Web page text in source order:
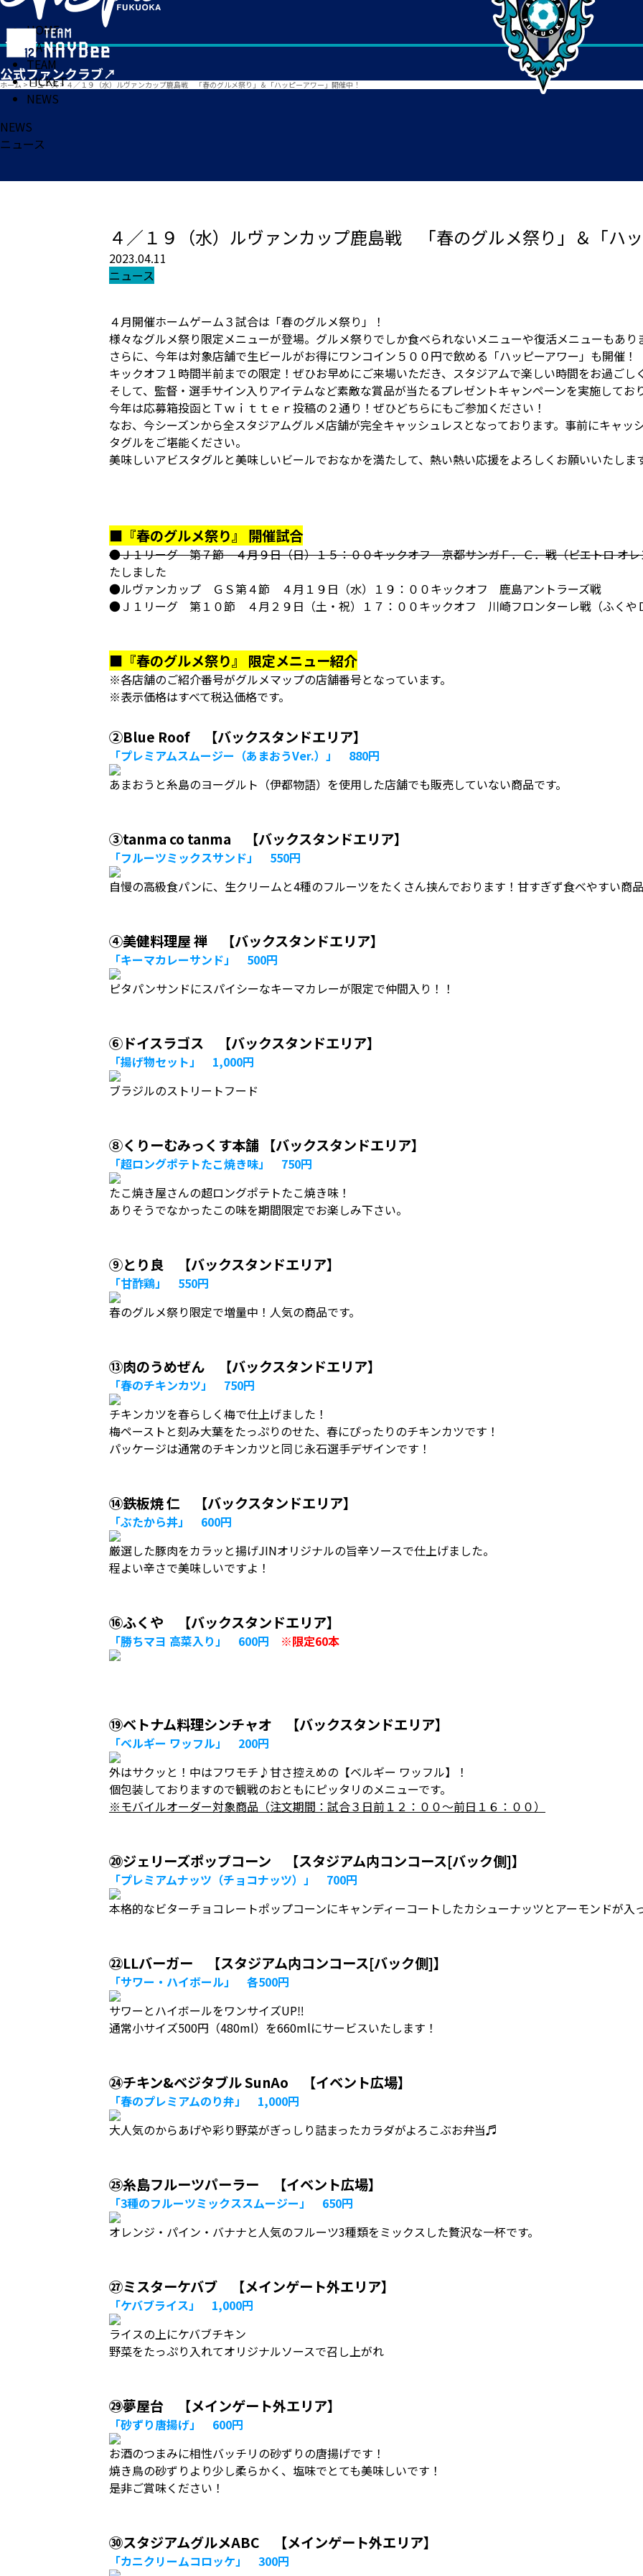
HOME
MATCH
TEAM
TICKET
NEWS
ホーム > ニュース> ４／１９（水）ルヴァンカップ鹿島戦 「春のグルメ祭り」＆「ハッピーアワー」開催中！
NEWS
ニュース
４／１９（水）ルヴァンカップ鹿島戦 「春のグルメ祭り」＆「ハ
2023.04.11
ニュース
４月開催ホームゲーム３試合は「春のグルメ祭り」！
様々なグルメ祭り限定メニューが登場。グルメ祭りでしか食べられないメニューや復活メニューもあり
さらに、今年は対象店舗で生ビールがお得にワンコイン５００円で飲める「ハッピーアワー」も開催！
キックオフ１時間半前までの限定！ぜひお早めにご来場いただき、スタジアムで楽しい時間をお過ごし
そして、監督・選手サイン入りアイテムなど素敵な賞品が当たるプレゼントキャンペーンを実施してお
今年は応募箱投函とＴｗｉｔｔｅｒ投稿の２通り！ぜひどちらにもご参加ください！
なお、今シーズンから全スタジアムグルメ店舗が完全キャッシュレスとなっております。事前にキャッ
タグルをご堪能ください。
美味しいアビスタグルと美味しいビールでおなかを満たして、熱い熱い応援をよろしくお願いいたし
■『春のグルメ祭り』 開催試合
●Ｊ１リーグ 第７節 ４月９日（日）１５：００キックオフ 京都サンガＦ．Ｃ．戦（ピエトロ オレ
たしました
●ルヴァンカップ ＧＳ第４節 ４月１９日（水）１９：００キックオフ 鹿島アントラーズ戦
●Ｊ１リーグ 第１０節 ４月２９日（土・祝）１７：００キックオフ 川崎フロンターレ戦（ふくや
■『春のグルメ祭り』 限定メニュー紹介
※各店舗のご紹介番号がグルメマップの店舗番号となっています。
※表示価格はすべて税込価格です。
②Blue Roof 【バックスタンドエリア】
「プレミアムスムージー（あまおうVer.）」 880円
あまおうと糸島のヨーグルト（伊都物語）を使用した店舗でも販売していない商品です。
③tanma co tanma 【バックスタンドエリア】
「フルーツミックスサンド」 550円
自慢の高級食パンに、生クリームと4種のフルーツをたくさん挟んでおります！甘すぎず食べやすい商
④美健料理屋 禅 【バックスタンドエリア】
「キーマカレーサンド」 500円
ピタパンサンドにスパイシーなキーマカレーが限定で仲間入り！！
⑥ドイスラゴス 【バックスタンドエリア】
「揚げ物セット」 1,000円
ブラジルのストリートフード
⑧くりーむみっくす本舗 【バックスタンドエリア】
「超ロングポテトたこ焼き味」 750円
たこ焼き屋さんの超ロングポテトたこ焼き味！
ありそうでなかったこの味を期間限定でお楽しみ下さい。
⑨とり良 【バックスタンドエリア】
「甘酢鶏」 550円
春のグルメ祭り限定で増量中！人気の商品です。
⑬肉のうめぜん 【バックスタンドエリア】
「春のチキンカツ」 750円
チキンカツを春らしく梅で仕上げました！
梅ペーストと刻み大葉をたっぷりのせた、春にぴったりのチキンカツです！
パッケージは通常のチキンカツと同じ永石選手デザインです！
⑭鉄板焼 仁 【バックスタンドエリア】
「ぶたから丼」 600円
厳選した豚肉をカラッと揚げJINオリジナルの旨辛ソースで仕上げました。
程よい辛さで美味しいですよ！
⑯ふくや 【バックスタンドエリア】
「勝ちマヨ 高菜入り」 600円 ※限定60本
⑲ベトナム料理シンチャオ 【バックスタンドエリア】
「ベルギー ワッフル」 200円
外はサクッと！中はフワモチ♪甘さ控えめの【ベルギー ワッフル】！
個包装しておりますので観戦のおともにピッタリのメニューです。
※モバイルオーダー対象商品（注文期間：試合３日前１２：００～前日１６：００）
⑳ジェリーズポップコーン 【スタジアム内コンコース[バック側]】
「プレミアムナッツ（チョコナッツ）」 700円
本格的なビターチョコレートポップコーンにキャンディーコートしたカシューナッツとアーモンドが入
㉒LLバーガー 【スタジアム内コンコース[バック側]】
「サワー・ハイボール」 各500円
サワーとハイボールをワンサイズUP‼️
通常小サイズ500円（480ml）を660mlにサービスいたします！
㉔チキン&ベジタブル SunAo 【イベント広場】
「春のプレミアムのり弁」 1,000円
大人気のからあげや彩り野菜がぎっしり詰まったカラダがよろこぶお弁当♬
㉕糸島フルーツパーラー 【イベント広場】
「3種のフルーツミックススムージー」 650円
オレンジ・パイン・バナナと人気のフルーツ3種類をミックスした贅沢な一杯です。
㉗ミスターケバブ 【メインゲート外エリア】
「ケバブライス」 1,000円
ライスの上にケバブチキン
野菜をたっぷり入れてオリジナルソースで召し上がれ
㉙夢屋台 【メインゲート外エリア】
「砂ずり唐揚げ」 600円
お酒のつまみに相性バッチリの砂ずりの唐揚げです！
焼き鳥の砂ずりより少し柔らかく、塩味でとても美味しいです！
是非ご賞味ください！
㉚スタジアムグルメABC 【メインゲート外エリア】
「カニクリームコロッケ」 300円